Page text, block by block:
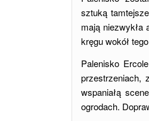
sztuką
mają
kręgu wokół
Palenisko
przestrzeniach,
wspaniałą
ogrodach.